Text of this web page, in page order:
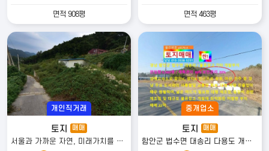
면적 908평 면적 463평
개인직거래
토지 매매
서울과 가까운 자연, 미래가치를 담은 문호리 토지!! 분할가능!!
중개업소
토지 매매
함안군 법수면 대송리 다용도 개발부지